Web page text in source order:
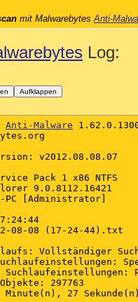
mit MalwarebytesAnti-
Log:
Aufklappen
Anti-Malware
v2012.08.08.07
Pack 1 x86 NTFS
9.0.8112.16421
PC [Administrator]
08-08 (17-24-44).txt
Vollständiger
297763
27